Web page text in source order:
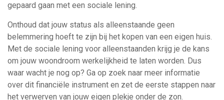
gepaard gaan met een sociale lening.
Onthoud dat jouw status als alleenstaande geen
belemmering hoeft te zijn bij het kopen van een eigen huis.
Met de sociale lening voor alleenstaanden krijg je de kans
om jouw woondroom werkelijkheid te laten worden. Dus
waar wacht je nog op? Ga op zoek naar meer informatie
over dit financiële instrument en zet de eerste stappen naar
het verwerven van jouw eigen plekje onder de zon.